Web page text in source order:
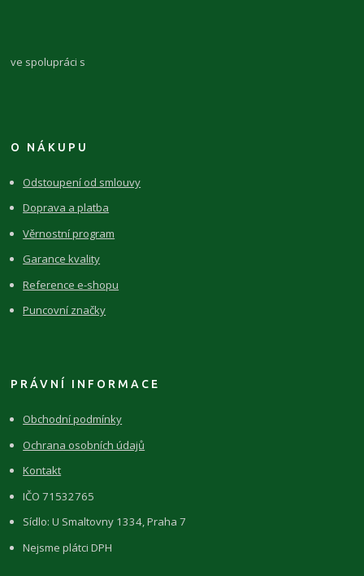
ve spolupráci s
O NÁKUPU
Odstoupení od smlouvy
Doprava a platba
Věrnostní program
Garance kvality
Reference e-shopu
Puncovní značky
PRÁVNÍ INFORMACE
Obchodní podmínky
Ochrana osobních údajů
Kontakt
IČO 71532765
Sídlo: U Smaltovny 1334, Praha 7
Nejsme plátci DPH